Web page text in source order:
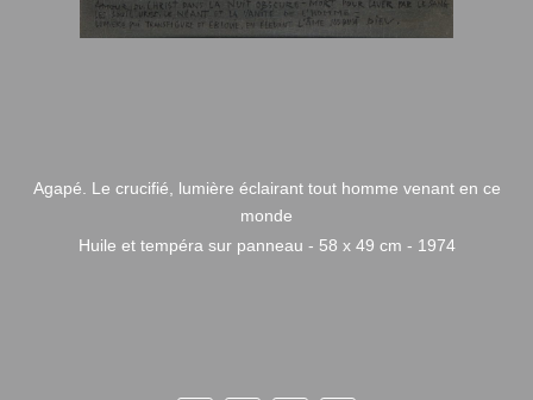
Agapé. Le crucifié, lumière éclairant tout homme venant en ce
monde
Huile et tempéra sur panneau - 58 x 49 cm - 1974